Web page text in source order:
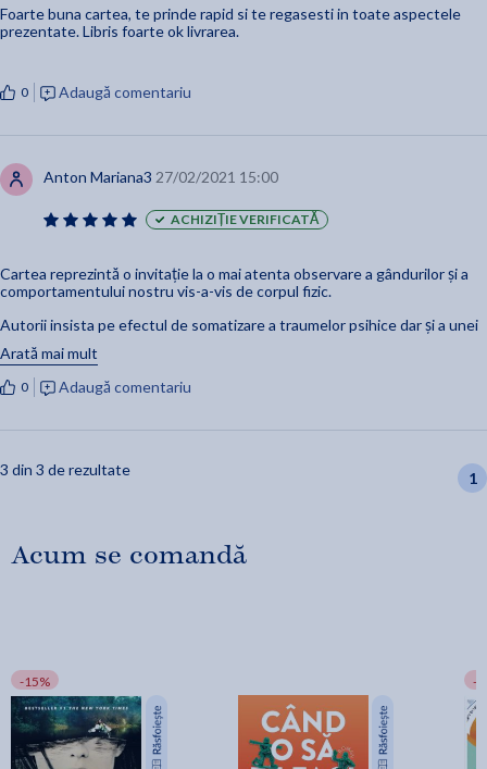
• Bolile copilariei, parintii si trauma (Bettina Schmalnauer)
• Cine sunt eu in corpul meu si in ceea ce priveste sexualitatea
• Cancerul de col uterin si cum sa devii mama (Diana Lucia
• Corpul masculin, sexul si trauma (Stephan Konrad
Niederwieser)
• Menopauza ca sansa pentru o schimbare a perspectivei
(Andrea Tietz)
• Sportul, corpul si trauma (Christina Freund)
Foarte buna cartea, te prinde rapid si te regasesti in toate aspectele
prezentate. Libris foarte ok livrarea.
0 Adaugă comentariu
Anton Mariana3 27/02/2021 15:00
ACHIZIȚIE VERIFICATĂ
Cartea reprezintă o invitație la o mai atenta observare a gândurilor și a
comportamentului nostru vis-a-vis de corpul fizic.
Autorii insista pe efectul de somatizare a traumelor psihice dar și a unei
fizic.
Arată mai mult
0 Adaugă comentariu
3 din 3 de rezultate 1
Acum se comandă
-15% -